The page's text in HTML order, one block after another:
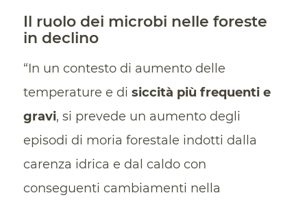
Il ruolo dei microbi nelle foreste
in declino
“In un contesto di aumento delle
temperature e di siccità più frequenti e
gravi, si prevede un aumento degli
episodi di moria forestale indotti dalla
carenza idrica e dal caldo con
conseguenti cambiamenti nella